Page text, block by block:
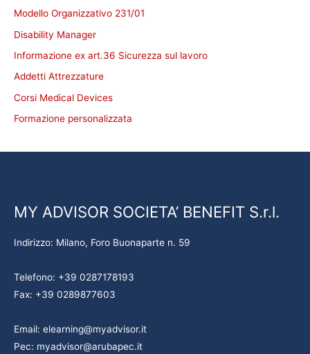
Modello Organizzativo 231/01
Disability Manager
Informazione ex art.36 Sicurezza sul lavoro
Addetti Attrezzature
Corsi Medical Devices
Formazione personalizzata
MY ADVISOR SOCIETA’ BENEFIT S.r.l.
Indirizzo: Milano, Foro Buonaparte n. 59
Telefono: +39 0287178193
Fax: +39 0289877603
Email: elearning@myadvisor.it
Pec: myadvisor@arubapec.it